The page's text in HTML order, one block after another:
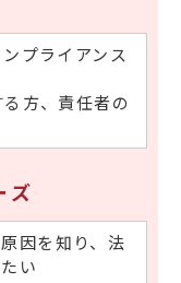
プライアンス
方、責任者の
ズ
因を知り、法
い